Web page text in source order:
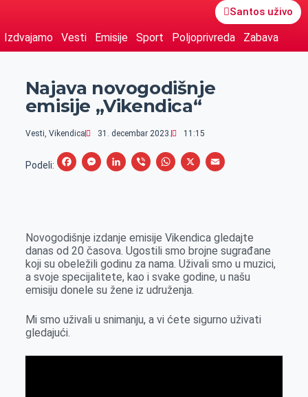
Santos uživo
Izdvajamo Vesti Emisije Sport Poljoprivreda Zabava
Najava novogodišnje
emisije „Vikendica“
Vesti, Vikendica 31. decembar 2023. 11:15
Podeli:
F
b
o
o
k
M
e
n
g
e
r
L
e
d
I
n
V
r
W
s
A
p
p
X
E
l
Novogodišnje izdanje emisije Vikendica gledajte
danas od 20 časova. Ugostili smo brojne sugrađane
koji su obeležili godinu za nama. Uživali smo u muzici,
a svoje specijalitete, kao i svake godine, u našu
emisiju donele su žene iz udruženja.
Mi smo uživali u snimanju, a vi ćete sigurno uživati
gledajući.